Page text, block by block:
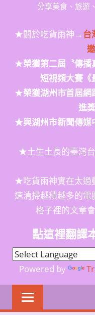
分享美食、旅遊
★關於吃貨雨神→台
★榮獲第二屆〝傳播
短視頻大賽《
★榮獲湖州市首屆網
進獎
★與湖州市新聞傳媒
★土生土長的臺灣
★吃貨雨神實在太過
速清掃越積越多的電
格子裡的文章
點這裡翻譯
Powered by